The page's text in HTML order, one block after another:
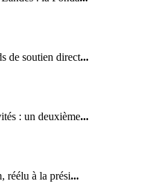
de soutien direct...
: un deuxième...
réélu à la prési...